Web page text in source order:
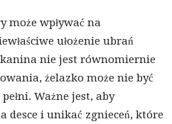
wpływać na
ułożenie ubrań
nie jest równomiernie
żelazko może nie być
Ważne jest, aby
desce i unikać zgnieceń, które